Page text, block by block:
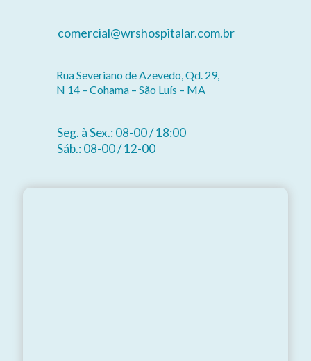
comercial@wrshospitalar.com.br
Rua Severiano de Azevedo, Qd. 29,
N 14 – Cohama – São Luís – MA
Seg. à Sex.: 08-00 / 18:00
Sáb.: 08-00 / 12-00